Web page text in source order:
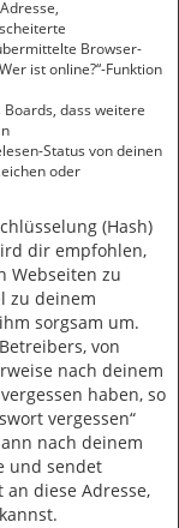
Browser-
ist online?“-Funktion
dass weitere
Status von deinen
oder
(Hash)
dir empfohlen,
Webseiten zu
zu deinem
sorgsam um.
von
nach deinem
haben, so
vergessen“
nach deinem
und sendet
diese Adresse,